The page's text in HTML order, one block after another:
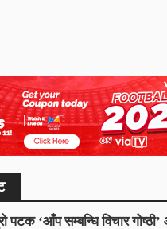
पटक ‘आँप सम्बन्धि विचार